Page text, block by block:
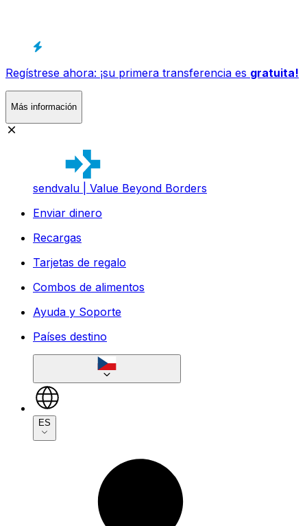
Regístrese ahora: ¡su primera transferencia es gratuita!
Más información
sendvalu | Value Beyond Borders
Enviar dinero
Recargas
Tarjetas de regalo
Combos de alimentos
Ayuda y Soporte
Países destino
ES